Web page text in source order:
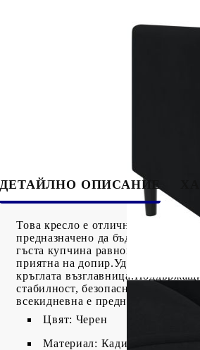
ДЕТАЙЛНО ОПИСАНИЕ
Това кресло е отлично място за
предназначено да бъде фокусна
гъста купчина равномерно
приятна на допир.Удобна
кръглата
стабилност, безопасност и
всекидневна е предназначена да
Цвят: Черен
Материал: Кадифе (100%